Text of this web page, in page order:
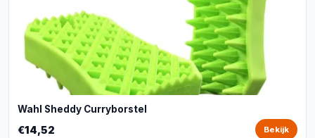
Wahl Sheddy Curryborstel
€14,52 Bekijk